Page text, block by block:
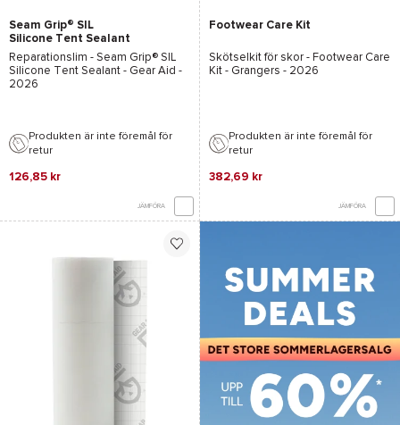
Seam Grip® SIL
Silicone Tent Sealant
Reparationslim - Seam Grip® SIL
Silicone Tent Sealant - Gear Aid -
2026
Produkten är inte föremål för
retur
126,85 kr
JÄMFÖRA
Footwear Care Kit
Skötselkit för skor - Footwear Care
Kit - Grangers - 2026
Produkten är inte föremål för
retur
382,69 kr
JÄMFÖRA